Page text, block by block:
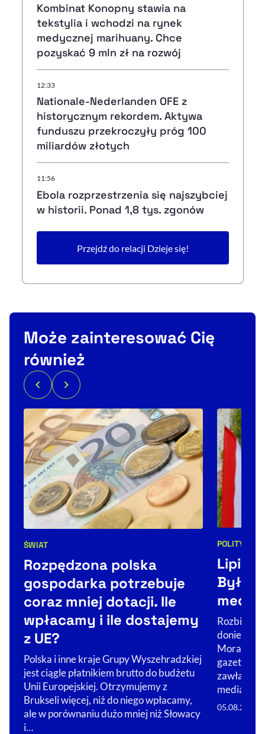
Kombinat Konopny stawia na
tekstylia i wchodzi na rynek
medycznej marihuany. Chce
pozyskać 9 mln zł na rozwój
12:33
Nationale-Nederlanden OFE z
historycznym rekordem. Aktywa
funduszu przekroczyły próg 100
miliardów złotych
11:56
Ebola rozprzestrzenia się najszybciej
w historii. Ponad 1,8 tys. zgonów
Przejdź do relacji Dzieje się!
Może zainteresować Cię
również
Kategorie artykułu:
ŚWIAT
Rozpędzona polska
gospodarka potrzebuje
coraz mniej dotacji. Ile
wpłacamy i ile dostajemy
z UE?
Polska i inne kraje Grupy Wyszehradzkiej
jest ciągle płatnikiem brutto do budżetu
Unii Europejskiej. Otrzymujemy z
Brukseli więcej, niż do niego wpłacamy,
ale w porównaniu dużo mniej niż Słowacy
i…
POLITYKA
Lipiec
Były
Rozbicie
gazet i
mediach i
05.08.2026